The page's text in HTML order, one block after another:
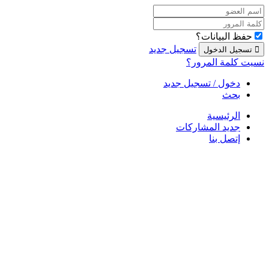
حفظ البيانات؟
تسجيل جديد
نسيت كلمة المرور؟
دخول / تسجيل جديد
بحث
الرئيسية
جديد المشاركات
إتصل بنا